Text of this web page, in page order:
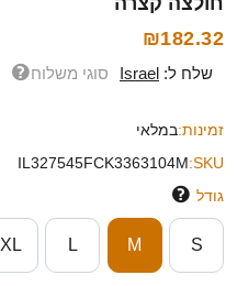
₪182.32
שלח ל: Israel סוגי משלוח
זמינות:במלאי
SKU:
IL327545FCK3363104M
גודל
S
M
L
XL